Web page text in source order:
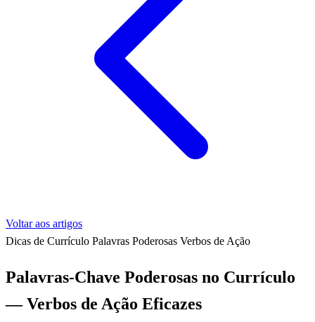
Voltar aos artigos
Dicas de Currículo Palavras Poderosas Verbos de Ação
Palavras-Chave Poderosas no Currículo
— Verbos de Ação Eficazes